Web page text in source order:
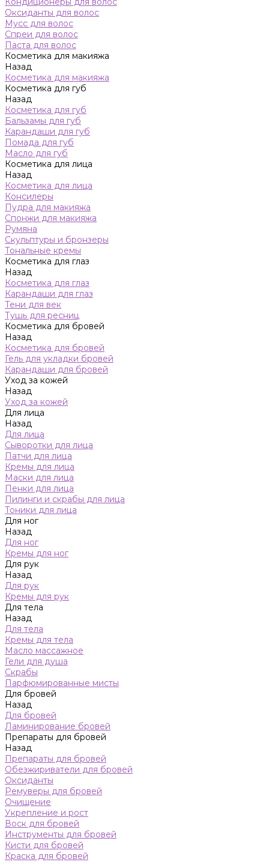
Оксиданты для волос
Мусс для волос
Спреи для волос
Паста для волос
Косметика для макияжа
Назад
Косметика для макияжа
Косметика для губ
Назад
Косметика для губ
Бальзамы для губ
Карандаши для губ
Помада для губ
Масло для губ
Косметика для лица
Назад
Косметика для лица
Консилеры
Пудра для макияжа
Спонжи для макияжа
Румяна
Скульптуры и бронзеры
Тональные кремы
Косметика для глаз
Назад
Косметика для глаз
Карандаши для глаз
Тени для век
Тушь для ресниц
Косметика для бровей
Назад
Косметика для бровей
Гель для укладки бровей
Карандаши для бровей
Уход за кожей
Назад
Уход за кожей
Для лица
Назад
Для лица
Сыворотки для лица
Патчи для лица
Кремы для лица
Маски для лица
Пенки для лица
Пилинги и скрабы для лица
Тоники для лица
Для ног
Назад
Для ног
Кремы для ног
Для рук
Назад
Для рук
Кремы для рук
Для тела
Назад
Для тела
Кремы для тела
Масло массажное
Гели для душа
Скрабы
Парфюмированные мисты
Для бровей
Назад
Для бровей
Ламинирование бровей
Препараты для бровей
Назад
Препараты для бровей
Обезжириватели для бровей
Оксиданты
Ремуверы для бровей
Очищение
Укрепление и рост
Воск для бровей
Инструменты для бровей
Кисти для бровей
Краска для бровей